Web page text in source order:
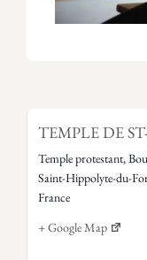
TEMPLE DE
Temple protestant,
Saint-Hippolyte-du-
France
+ Google Map